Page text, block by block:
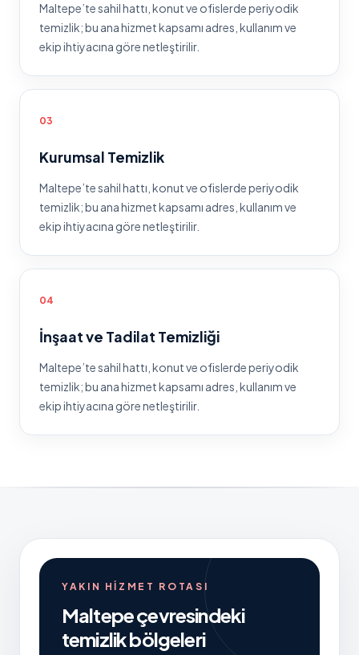
Maltepe’tesahil hattı, konut ve ofislerde periyodik
temizlik; bu ana hizmet kapsamı adres, kullanım ve
ekip ihtiyacına göre netleştirilir.
03
Kurumsal Temizlik
Maltepe’tesahil hattı, konut ve ofislerde periyodik
temizlik; bu ana hizmet kapsamı adres, kullanım ve
ekip ihtiyacına göre netleştirilir.
04
İnşaat ve Tadilat Temizliği
Maltepe’tesahil hattı, konut ve ofislerde periyodik
temizlik; bu ana hizmet kapsamı adres, kullanım ve
ekip ihtiyacına göre netleştirilir.
YAKIN HIZMET ROTASI
Maltepeçevresindeki
temizlik bölgeleri